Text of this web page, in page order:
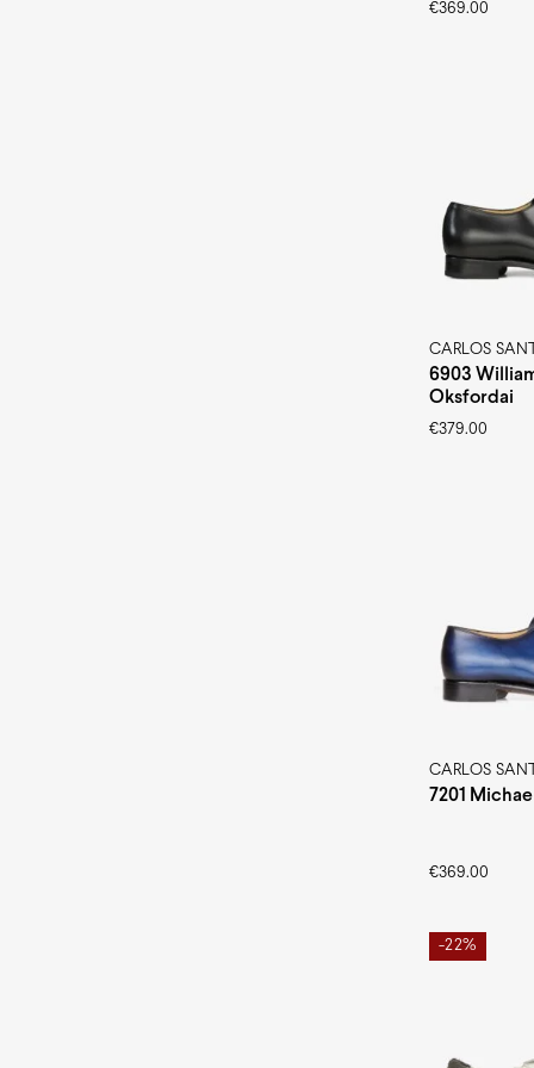
€369.00
CARLOS
6903
Oksfordai
€379.00
CARLOS
7201
€369.00
-22%